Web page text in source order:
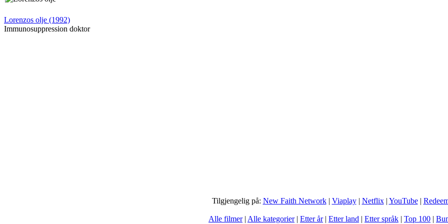
Lorenzos olje (1992)
Immunosuppression doktor
Tilgjengelig på: New Faith Network| Viaplay| Netflix| YouTube|
Alle filmer| Alle kategorier| Etter år| Etter land | Etter språk | Top 100 |